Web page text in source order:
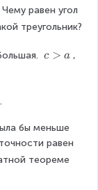
Чему равен угол
треугольник?
c
c > a ,
.
бы меньше
равен
теореме